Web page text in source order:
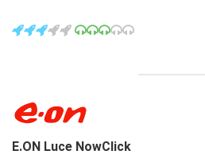
E.ON Luce NowClick